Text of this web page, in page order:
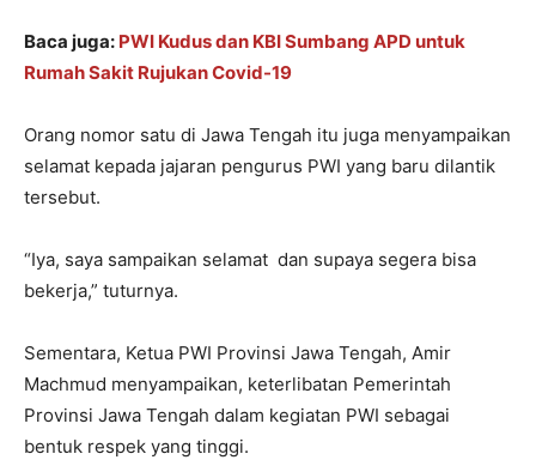
Baca juga: PWI Kudus dan KBI Sumbang APD untuk
Rumah Sakit Rujukan Covid-19
Orang nomor satu di Jawa Tengah itu juga menyampaikan
selamat kepada jajaran pengurus PWI yang baru dilantik
tersebut.
“Iya, saya sampaikan selamat dan supaya segera bisa
bekerja,” tuturnya.
Sementara, Ketua PWI Provinsi Jawa Tengah, Amir
Machmud menyampaikan, keterlibatan Pemerintah
Provinsi Jawa Tengah dalam kegiatan PWI sebagai
bentuk respek yang tinggi.